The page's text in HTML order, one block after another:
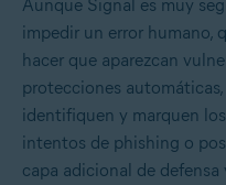
Aunque Signal es muy
impedir un error humano,
hacer que aparezcan
protecciones
identifiquen y marquen
intentos de phishing o
capa adicional de